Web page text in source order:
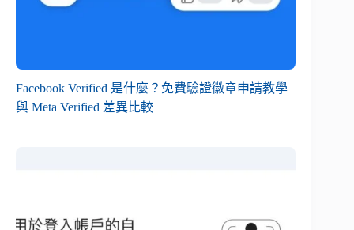
Facebook Verified 是什麼？免費驗證徽章申請教學
與 Meta Verified 差異比較